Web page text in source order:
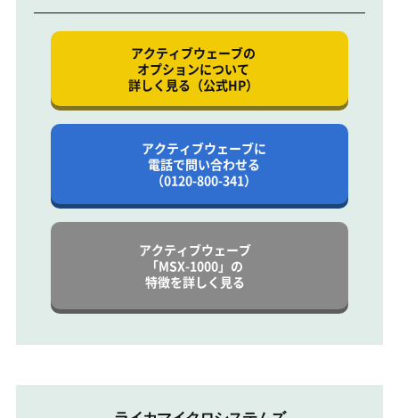
アクティブウェーブの
オプションについて
詳しく見る（公式HP）
アクティブウェーブに
電話で問い合わせる
（0120-800-341）
アクティブウェーブ
「MSX-1000」の
特徴を詳しく見る